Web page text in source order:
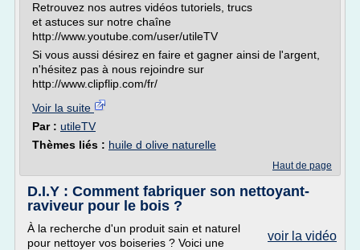
Retrouvez nos autres vidéos tutoriels, trucs
et astuces sur notre chaîne
http://www.youtube.com/user/utileTV
Si vous aussi désirez en faire et gagner ainsi de l'argent,
n'hésitez pas à nous rejoindre sur
http://www.clipflip.com/fr/
Voir la suite
Par : utileTV
Thèmes liés : huile d olive naturelle
Haut de page
D.I.Y : Comment fabriquer son nettoyant-
raviveur pour le bois ?
voir la vidéo
À la recherche d'un produit sain et naturel
pour nettoyer vos boiseries ? Voici une